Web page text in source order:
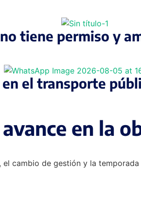
tiene permiso y
en el transporte
en la
cambio de gestión y la